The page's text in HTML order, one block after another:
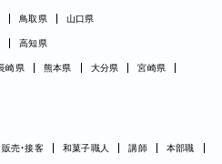
鳥取県 山口県
高知県
崎県 熊本県 大分県
宮崎県
販売・接客 和菓子職人 講師
本部職